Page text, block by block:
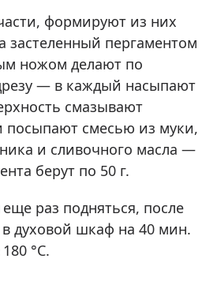
формируют из них
застеленный пергаментом
ножом делают по
— в каждый насыпают
смазывают
смесью из муки,
и сливочного масла —
берут по 50 г.
раз подняться, после
духовой шкаф на 40 мин.
°C.